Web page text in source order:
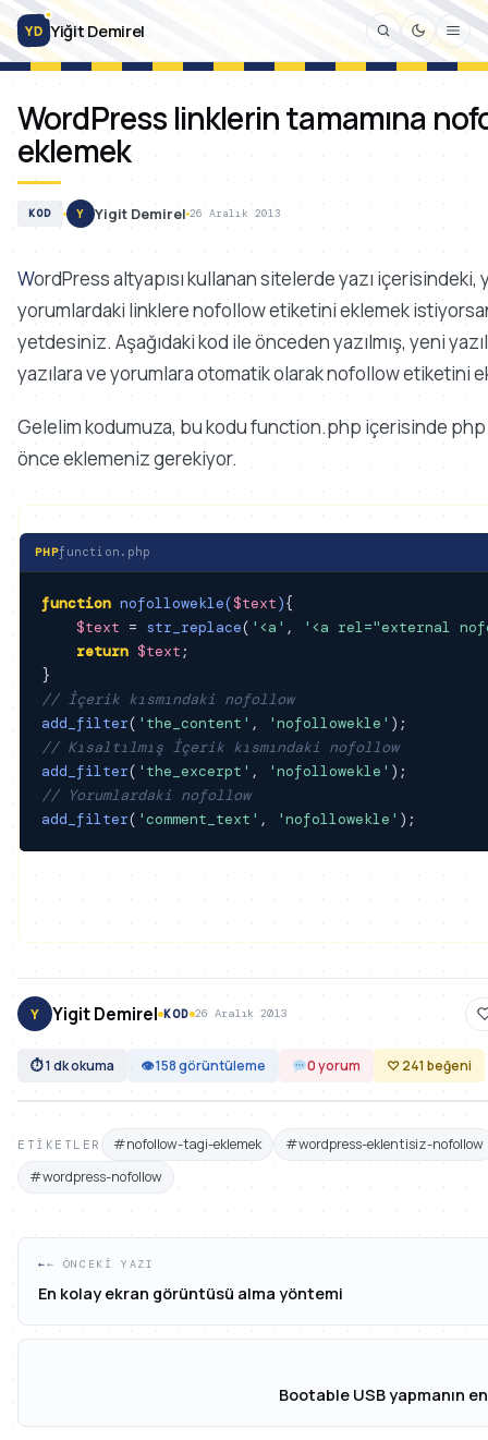
YD Yiğit Demirel
↵ ↑↓ Esc Ctrl K
WordPress linklerin tamamına
eklemek
KOD Y Yigit Demirel 26 Aralık 2013
WordPress altyapısı kullanan sitelerde yazı içerisindeki, yazı özetindeki ve
yorumlardaki linklere nofollow etiketini eklemek
yetdesiniz. Aşağıdaki kod ile önceden yazılmış, yeni
yazılara ve yorumlara otomatik olarak nofollow etiketini
Gelelim kodumuza, bu kodu function.php içerisinde php
önce eklemeniz gerekiyor.
PHPfunction.php
function nofollowekle($text){
$text = str_replace( '<a' ,
'<a rel="external
return $text ;
// İçerik kısmındaki nofollow
add_filter( 'the_content' , 'nofollowekle'
// Kısaltılmış İçerik kısmındaki nofollow
add_filter( 'the_excerpt' , 'nofollowekle'
// Yorumlardaki nofollow
add_filter( 'comment_text' , 'nofollowekle' );
Y Yigit Demirel KOD 26 Aralık 2013
⏱ 1 dk okuma 👁 158 görüntüleme 0 yorum ♡ 241 beğeni
ETIKETLER #nofollow-tagi-eklemek
#wordpress-eklentisiz-nofollow
#wordpress-nofollow
← ÖNCEKI YAZI
En kolay ekran görüntüsü alma yöntemi
Bootable USB yapmanın